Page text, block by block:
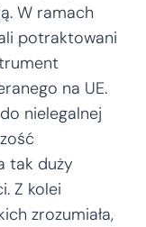
W ramach
potraktowani
na UE.
nielegalnej
tak duży
Z kolei
zrozumiała,